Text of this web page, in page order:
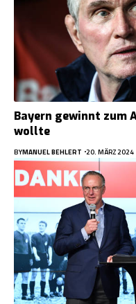
Bayern gewinnt zum
wollte
BYMANUEL BEHLERT 20. MÄRZ 2024